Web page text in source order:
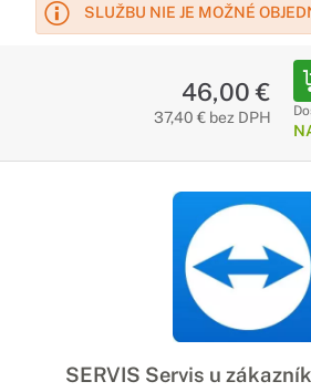
SLUŽBU NIE JE MOŽNÉ
46,00 €
37,40 € bez DPH
SERVIS Servis u